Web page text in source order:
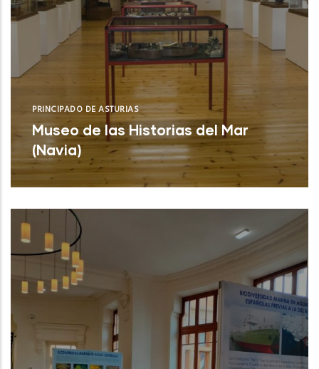
PRINCIPADO DE ASTURIAS
Museo de las Historias del Mar
(Navia)
Museo de las Historias del Mar (Navia)
NUEVO